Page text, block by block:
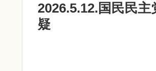
2026.5.12.国民民
疑